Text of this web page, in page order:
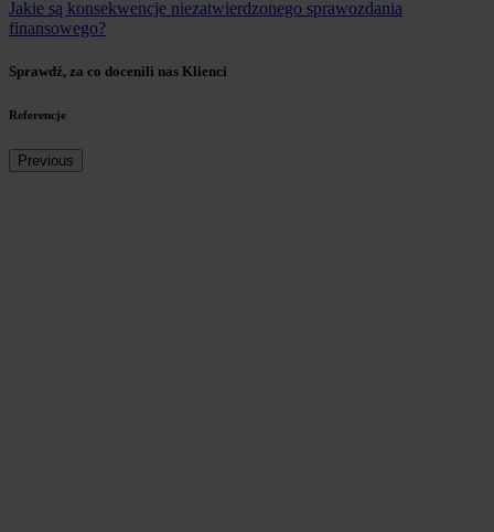
Jakie są konsekwencje niezatwierdzonego sprawozdania
finansowego?
Sprawdź, za co docenili nas Klienci
Referencje
Previous